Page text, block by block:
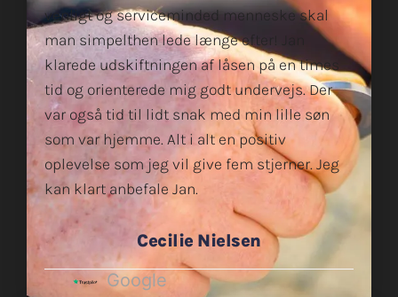
venligt og serviceminded menneske skal
man simpelthen lede længe efter! Jan
klarede udskiftningen af låsen på en times
tid og orienterede mig godt undervejs. Der
var også tid til lidt snak med min lille søn
som var hjemme. Alt i alt en positiv
oplevelse som jeg vil give fem stjerner. Jeg
kan klart anbefale Jan.
Cecilie Nielsen
Google